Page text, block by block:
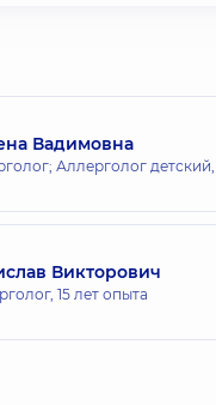
Вадимовна
Аллерголог детский,
Викторович
15 лет опыта